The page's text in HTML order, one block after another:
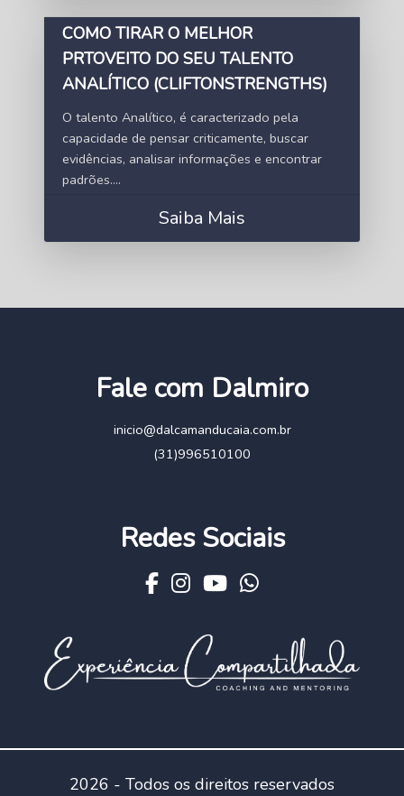
COMO TIRAR O MELHOR
PRTOVEITO DO SEU TALENTO
ANALÍTICO (CLIFTONSTRENGTHS)
O talento Analítico, é caracterizado pela
capacidade de pensar criticamente, buscar
evidências, analisar informações e encontrar
padrões....
Saiba Mais
Fale com Dalmiro
inicio@dalcamanducaia.com.br
(31)996510100
Redes Sociais
2026 - Todos os direitos reservados